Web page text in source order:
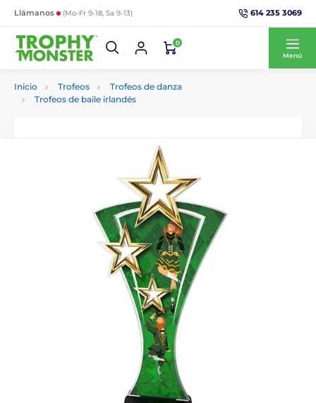
Llámanos (Mo-Fr 9-18, Sa 9-13) 614 235 3069
0
Menú
Inicio Trofeos
Trofeos de danza
Trofeos de baile irlandés